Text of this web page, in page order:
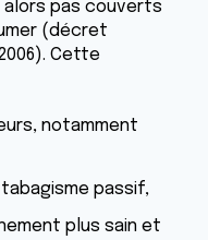
pas couverts
(décret
Cette
notamment
passif,
plus sain et